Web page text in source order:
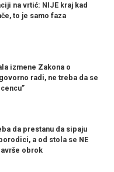
na vrtić: NIJE kraj kad
to je samo faza
izmene Zakona o
radi, ne treba da se
da prestanu da sipaju
a od stola se NE
obrok